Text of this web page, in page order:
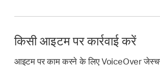
किसी आइटम पर कार्रवाई करें
आइटम पर काम करने के लिए VoiceOver